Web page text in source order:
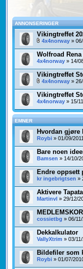
ANNONSERINGER
Vikingtreffet
4x4norway» 06/
Wolfroad Rena
4x4norway» 14/
Vikingtreffet
4x4norway» 26/
Vikingtreffet
4x4norway» 15/
EMNER
Hvordan
Roybi» 01/09/
Bare noen
Bamsen » 14/10/
Endre oppsett
kr ingebrigtsen »
Aktivere
Martinvl» 29/12/
cossietbg » 06/
Dekkalkulator
VallyXtrim » 03/
Bildefiler som
Roybi» 01/07/